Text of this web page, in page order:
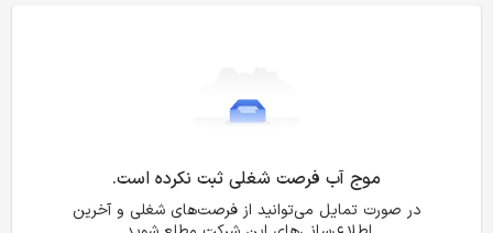
موج آب فرصت شغلی ثبت نکرده است.
در صورت تمایل می‌توانید از فرصت‌های شغلی و آخرین